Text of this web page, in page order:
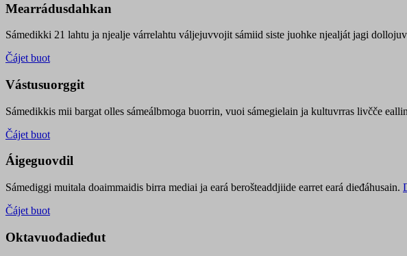
Mearrádusdahkan
Sámedikki 21 lahtu ja njealje várrelahtu váljejuvvojit sámiid siste juohke njealját jagi
Čájet buot
Vástusuorggit
Sámedikkis mii bargat olles sámeálbmoga buorrin, vuoi sámegielain ja kultuvrras livčče
Čájet buot
Áigeguovdil
Sámediggi muitala doaimmaidis birra mediai ja eará berošteaddjiide earret eará dieđáhusain.
Čájet buot
Oktavuođadieđut